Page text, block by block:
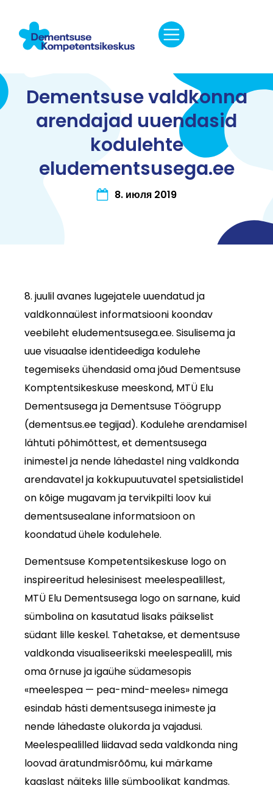
Dementsuse valdkonna
arendajad uuendasid
kodulehte
eludementsusega.ee
8. июля 2019
8. juulil avanes lugejatele uuendatud ja
valdkonnaülest informatsiooni koondav
veebileht eludementsusega.ee. Sisulisema ja
uue visuaalse identideediga kodulehe
tegemiseks ühendasid oma jõud Dementsuse
Komptentsikeskuse meeskond, MTÜ Elu
Dementsusega ja Dementsuse Töögrupp
(dementsus.ee tegijad). Kodulehe arendamisel
lähtuti põhimõttest, et dementsusega
inimestel ja nende lähedastel ning valdkonda
arendavatel ja kokkupuutuvatel spetsialistidel
on kõige mugavam ja tervikpilti loov kui
dementsusealane informatsioon on
koondatud ühele kodulehele.
Dementsuse Kompetentsikeskuse logo on
inspireeritud helesinisest meelespealillest,
MTÜ Elu Dementsusega logo on sarnane, kuid
sümbolina on kasutatud lisaks päikselist
südant lille keskel. Tahetakse, et dementsuse
valdkonda visualiseerikski meelespealill, mis
oma õrnuse ja igaühe südamesopis
«meelespea — pea-mind-meeles» nimega
esindab hästi dementsusega inimeste ja
nende lähedaste olukorda ja vajadusi.
Meelespealilled liidavad seda valdkonda ning
loovad äratundmisrõõmu, kui märkame
kaaslast näiteks lille sümboolikat kandmas.